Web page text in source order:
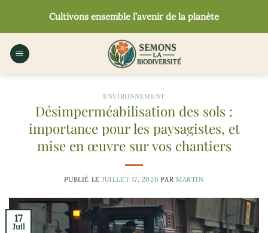
contenu
Cultivons ensemble l’avenir de la planète
ENVIRONNEMENT
Désimperméabilisation des sols :
importance pour les paysagistes, et
mise en œuvre sur vos chantiers
PUBLIÉ LE JUILLET 17, 2026 PAR MARTIN
17
Juil